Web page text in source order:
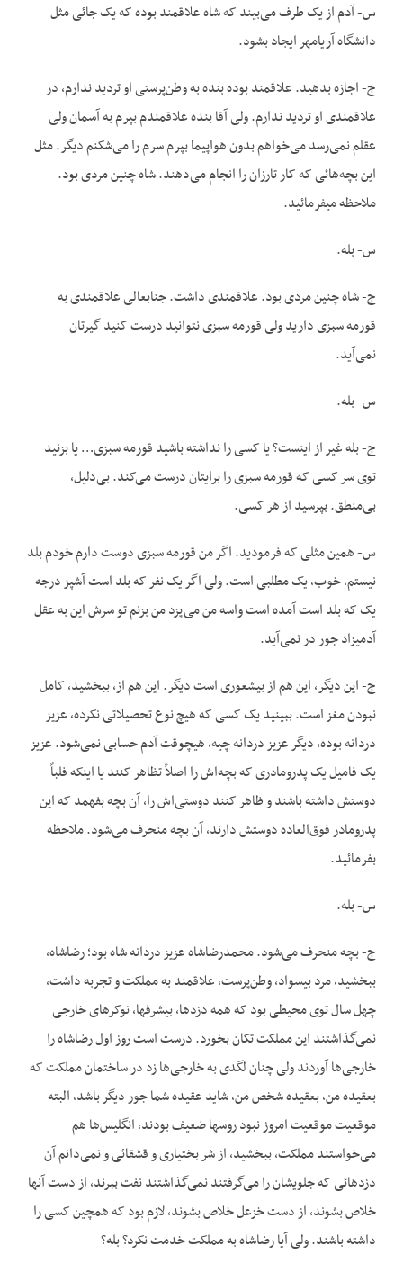
س- آدم از یک طرف می‌بیند که شاه علاقمند بوده که یک جائی مثل
دانشگاه آریامهر ایجاد بشود.
ج- اجازه بدهید. علاقمند بوده بنده به وطن‌پرستی او تردید ندارم، در
علاقمندی او تردید ندارم. ولی آقا بنده علاقمندم بپرم به آسمان ولی
عقلم نمی‌رسد می‌خواهم بدون هواپیما بپرم سرم را می‌شکنم دیگر. مثل
این بچه‌هائی که کار تارزان را انجام می‌دهند. شاه چنین مردی بود.
ملاحظه میفرمائید.
س- بله.
ج- شاه چنین مردی بود. علاقمندی داشت. جنابعالی علاقمندی به
قورمه سبزی دارید ولی قورمه سبزی نتوانید درست کنید گیرتان
نمی‌آید.
س- بله.
ج- بله غیر از اینست؟ یا کسی را نداشته باشید قورمه سبزی… یا بزنید
توی سر کسی که قورمه سبزی را برایتان درست می‌کند. بی‌دلیل،
بی‌منطق. بپرسید از هر کسی.
س- همین مثلی که فرمودید. اگر من قورمه سبزی دوست دارم خودم بلد
نیستم، خوب، یک مطلبی است. ولی اگر یک نفر که بلد است آشپز درجه
یک که بلد است آمده است واسه من می‌پزد من بزنم تو سرش این به عقل
آدمیزاد جور در نمی‌آید.
ج- این دیگر، این هم از بیشعوری است دیگر. این هم از، ببخشید، کامل
نبودن مغز است. ببینید یک کسی که هیچ نوع تحصیلاتی نکرده، عزیز
دردانه بوده، دیگر عزیز دردانه چیه، هیچوقت آدم حسابی نمی‌شود. عزیز
یک فامیل یک پدرومادری که بچه‌اش را اصلاً تظاهر کنند یا اینکه فلباً
دوستش داشته باشند و ظاهر کنند دوستی‌اش را، آن بچه بفهمد که این
پدرومادر فوق‌العاده دوستش دارند، آن بچه منحرف می‌شود. ملاحظه
بفرمائید.
س- بله.
ج- بچه منحرف می‌شود. محمدرضاشاه عزیز دردانه شاه بود؛ رضاشاه،
ببخشید، مرد بیسواد، وطن‌پرست، علاقمند به مملکت و تجربه داشت،
چهل سال توی محیطی بود که همه دزدها، بیشرفها، نوکرهای خارجی
نمی‌گذاشتند این مملکت تکان بخورد. درست است روز اول رضاشاه را
خارجی‌ها آوردند ولی چنان لگدی به خارجی‌ها زد در ساختمان مملکت که
بعقیده من، بعقیده شخص من، شاید عقیده شما جور دیگر باشد، البته
موقعیت موقعیت امروز نبود روسها ضعیف بودند، انگلیس‌ها هم
می‌خواستند مملکت، ببخشید، از شر بختیاری و قشقائی و نمی‌دانم آن
دزدهائی که جلویشان را می‌گرفتند نمی‌‌‌‌‌گذاشتند نفت ببرند، از دست آنها
خلاص بشوند، از دست خزعل خلاص بشوند، لازم بود که همچین کسی را
داشته باشند. ولی آیا رضاشاه به مملکت خدمت نکرد؟ بله؟